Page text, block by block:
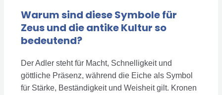
Warum sind diese Symbole für
Zeus und die antike Kultur so
bedeutend?
Der Adler steht für Macht, Schnelligkeit und
göttliche Präsenz, während die Eiche als Symbol
für Stärke, Beständigkeit und Weisheit gilt. Kronen